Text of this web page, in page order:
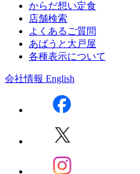
からだ想い定食
店舗検索
よくあるご質問
あばうと大戸屋
各種表示について
会社情報 English